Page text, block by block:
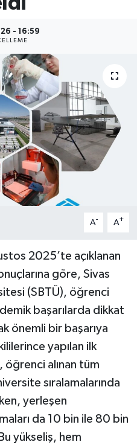
- 16:59
A- A+
2025’te açıklanan
göre, Sivas
(SBTÜ), öğrenci
başarılarda dikkat
önemli bir başarıya
yapılan ilk
alınan tüm
sıralamalarında
yerleşen
da 10 bin ile 80 bin
yükseliş, hem